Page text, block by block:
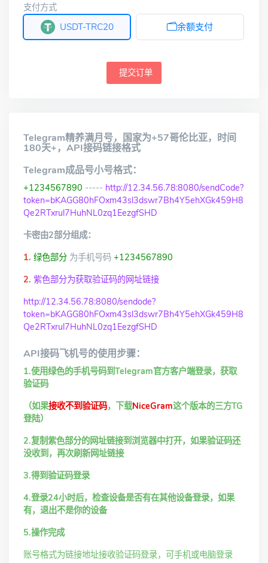
支付方式
USDT-TRC20
余额支付
提交订单
Telegram精养满月号，国家为+57哥伦比亚，时间
180天+，API接码链接格式
Telegram成品号小号格式：
+1234567890 ----- http://12.34.56.78:8080/sendCode?
token=bKAGG80hFOxm43sl3dswr7Bh4Y5ehXGk459H8
Qe2RTxrul7HuhNL0zq1EezgfSHD
卡密由2部分组成：
1. 绿色部分 为手机号码 +1234567890
2. 紫色部分为获取验证码的网址链接
http://12.34.56.78:8080/sendode?
token=bKAGG80hFOxm43sl3dswr7Bh4Y5ehXGk459H8
Qe2RTxrul7HuhNL0zq1EezgfSHD
API接码飞机号的使用步骤：
1.使用绿色的手机号码到Telegram官方客户端登录，获取
验证码
（如果接收不到验证码，下载NiceGram这个版本的三方TG
登陆）
2.复制紫色部分的网址链接到浏览器中打开，如果验证码还
没收到，再次刷新网址链接
3.得到验证码登录
4.登录24小时后，检查设备是否有在其他设备登录，如果
有，退出不是你的设备
5.操作完成
账号格式为链接地址接收验证码登录，可手机或电脑登录